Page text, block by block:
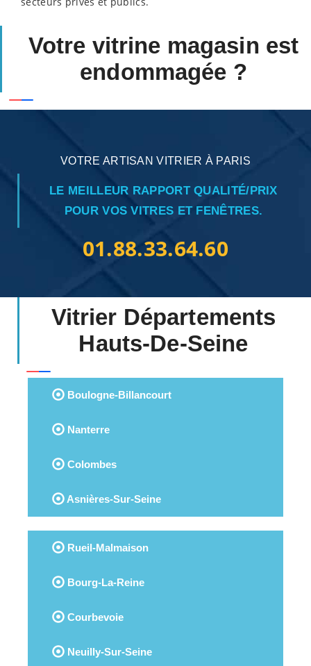
Votre vitrine magasin est
endommagée ?
VOTRE ARTISAN VITRIER À PARIS
LE MEILLEUR RAPPORT QUALITÉ/PRIX
POUR VOS VITRES ET FENÊTRES.
01.88.33.64.60
Vitrier Départements
Hauts-De-Seine
Boulogne-Billancourt
Nanterre
Colombes
Asnières-Sur-Seine
Rueil-Malmaison
Bourg-La-Reine
Courbevoie
Neuilly-Sur-Seine